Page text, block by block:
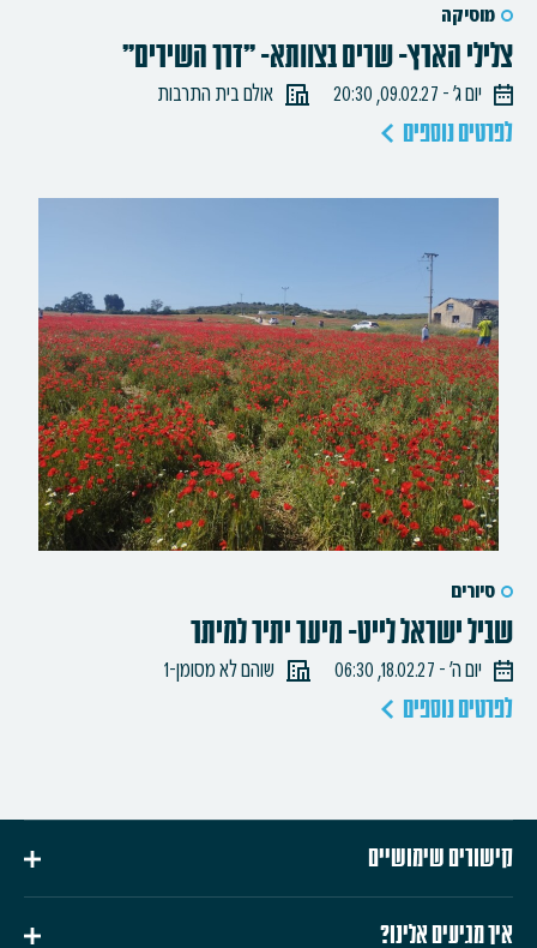
מוסיקה
צלילי הארץ- שרים בצוותא- "דרך השירים"
יום ג׳ - 09.02.27, 20:30 אולם בית התרבות
לפרטים נוספים
סיורים
שביל ישראל לייט- מיער יתיר למיתר
יום ה׳ - 18.02.27, 06:30 שוהם לא מסומן-1
לפרטים נוספים
קישורים שימושיים
איך מגיעים אלינו?